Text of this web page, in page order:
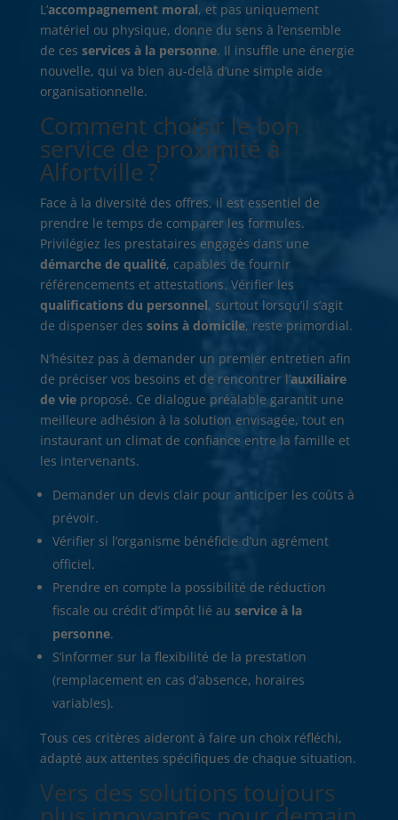
L’accompagnement moral, et pas uniquement
matériel ou physique, donne du sens à l’ensemble
de ces services à la personne. Il insuffle une énergie
nouvelle, qui va bien au-delà d’une simple aide
organisationnelle.
Comment choisir le bon
service de proximité à
Alfortville ?
Face à la diversité des offres, il est essentiel de
prendre le temps de comparer les formules.
Privilégiez les prestataires engagés dans une
démarche de qualité, capables de fournir
référencements et attestations. Vérifier les
qualifications du personnel, surtout lorsqu’il s’agit
de dispenser des soins à domicile, reste primordial.
N’hésitez pas à demander un premier entretien afin
de préciser vos besoins et de rencontrer l’auxiliaire
de vieproposé. Ce dialogue préalable garantit une
meilleure adhésion à la solution envisagée, tout en
instaurant un climat de confiance entre la famille et
les intervenants.
Demander un devis clair pour anticiper les coûts à
prévoir.
Vérifier si l’organisme bénéficie d’un agrément
officiel.
Prendre en compte la possibilité de réduction
fiscale ou crédit d’impôt lié au service à la
personne.
S’informer sur la flexibilité de la prestation
(remplacement en cas d’absence, horaires
variables).
Tous ces critères aideront à faire un choix réfléchi,
adapté aux attentes spécifiques de chaque situation.
Vers des solutions toujours